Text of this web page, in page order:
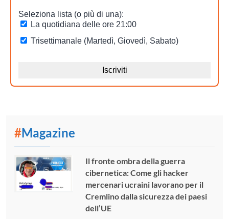
#Magazine
Il fronte ombra della guerra
cibernetica: Come gli hacker
mercenari ucraini lavorano per il
Cremlino dalla sicurezza dei paesi
dell’UE